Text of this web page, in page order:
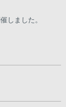
しました。